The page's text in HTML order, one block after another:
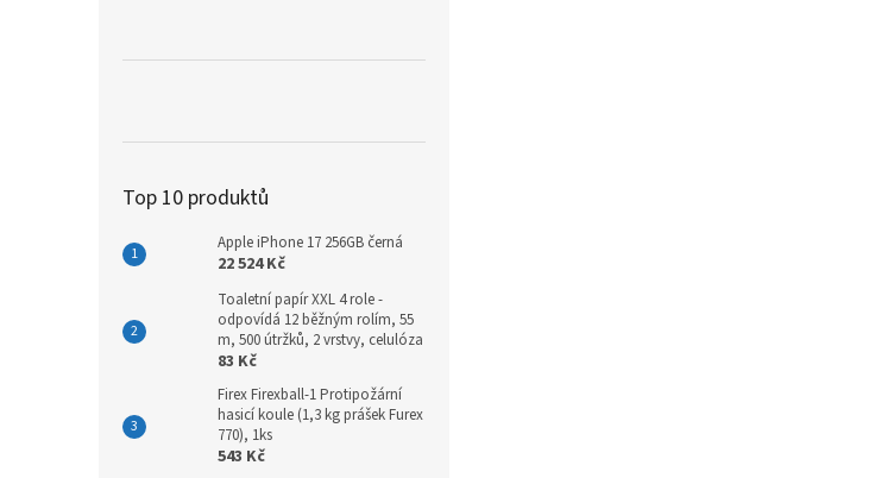
Top 10 produktů
Apple iPhone 17 256GB černá
22 524 Kč
Toaletní papír XXL 4 role -
odpovídá 12 běžným rolím, 55
m, 500 útržků, 2 vrstvy, celulóza
83 Kč
Firex Firexball-1 Protipožární
hasicí koule (1,3 kg prášek Furex
770), 1ks
543 Kč